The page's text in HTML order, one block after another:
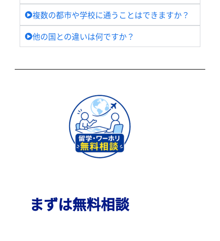
複数の都市や学校に通うことはできますか？
他の国との違いは何ですか？
まずは無料相談